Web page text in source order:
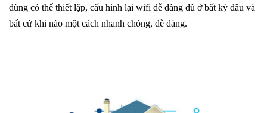
dùng có thể thiết lập, cấu hình lại wifi dễ dàng dù ở bất kỳ đâu và
bất cứ khi nào một cách nhanh chóng, dễ dàng.